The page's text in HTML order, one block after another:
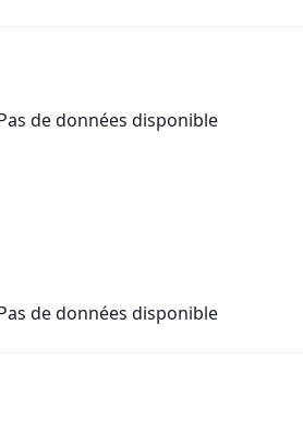
de données disponible
de données disponible